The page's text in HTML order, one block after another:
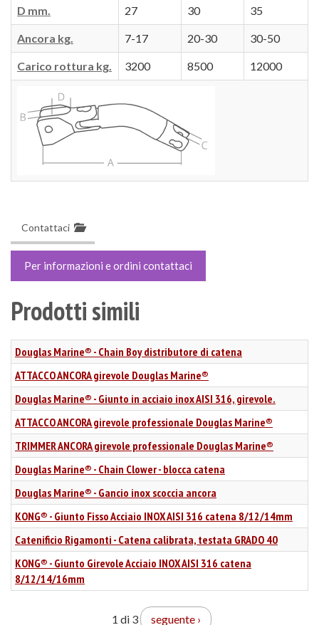
D mm. 27 30 35
Ancora kg. 7-17 20-30 30-50
Carico rottura kg. 3200 8500 12000
Contattaci
Per informazioni e ordini contattaci
Prodotti simili
Douglas Marine® - Chain Boy distributore di catena
ATTACCO ANCORA girevole Douglas Marine®
Douglas Marine® - Giunto in acciaio inox AISI 316, girevole.
ATTACCO ANCORA girevole professionale Douglas Marine®
TRIMMER ANCORA girevole professionale Douglas Marine®
Douglas Marine® - Chain Clower - blocca catena
Douglas Marine® - Gancio inox scoccia ancora
KONG® - Giunto Fisso Acciaio INOX AISI 316 catena 8/12/14mm
Catenificio Rigamonti - Catena calibrata, testata GRADO 40
KONG® - Giunto Girevole Acciaio INOX AISI 316 catena
8/12/14/16mm
1 di 3 seguente ›